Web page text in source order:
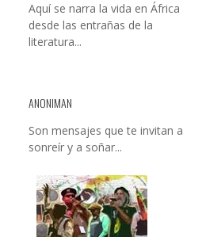
Aquí se narra la vida en África
desde las entrañas de la
literatura...
ANONIMAN
Son mensajes que te invitan a
sonreír y a soñar...